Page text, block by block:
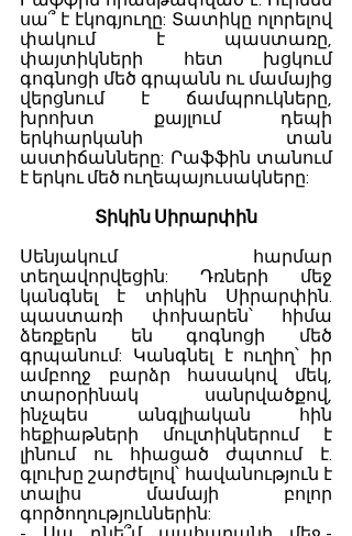
սա՞ է էկոգյուղը: Տատիկը ոլորելով
փակում է պաստառը,
փայտիկների հետ խցկում
գոգնոցի մեծ գրպանն ու մամայից
վերցնում է ճամպրուկները,
խրոխտ քայլում դեպի
երկհարկանի տան
աստիճանները: Րաֆֆին տանում
է երկու մեծ ուղեպայուսակները:
Տիկին Սիրարփին
Սենյակում հարմար
տեղավորվեցին: Դռների մեջ
կանգնել է տիկին Սիրարփին.
պաստառի փոխարեն՝ հիմա
ձեռքերն են գոգնոցի մեծ
գրպանում: Կանգնել է ուղիղ՝ իր
ամբողջ բարձր հասակով մեկ,
տարօրինակ սանրվածքով,
ինչպես անգլիական հին
հեքիաթների մուլտիկներում է
լինում ու հիացած ժպտում է.
գլուխը շարժելով՝ հավանություն է
տալիս մամայի բոլոր
գործողություններին: